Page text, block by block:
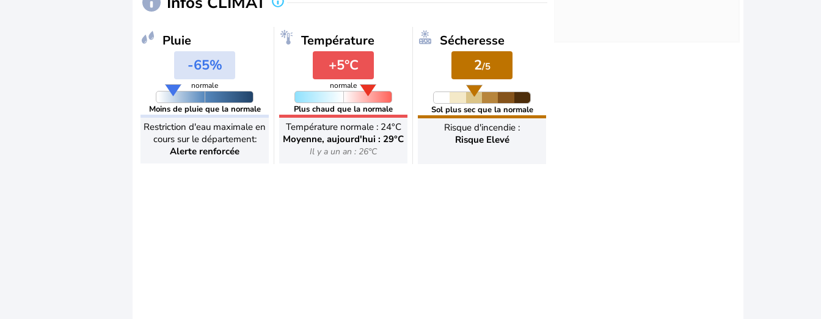
Pluie
-65%
normale
Moins de pluie que la normale
Restriction d'eau maximale en
cours sur le département:
Alerte renforcée
Température
+5°C
normale
Plus chaud que la normale
Température normale : 24°C
Moyenne, aujourd'hui : 29°C
Il y a un an : 26°C
Sécheresse
2/5
Sol plus sec que la normale
Risque d'incendie :
Risque Elevé